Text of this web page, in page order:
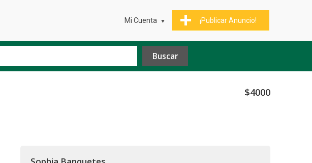
¡Publicar Anuncio!
Mi Cuenta
$4000